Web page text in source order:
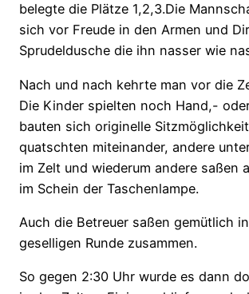
belegte die Plätze 1,2,3.Die
sich vor Freude in den Armen und
Sprudeldusche die ihn nasser wie
Nach und nach kehrte man vor die
Die Kinder spielten noch Hand,-
bauten sich originelle
quatschten miteinander, andere
im Zelt und wiederum andere saßen
im Schein der Taschenlampe.
Auch die Betreuer saßen gemütlich
geselligen Runde zusammen.
So gegen 2:30 Uhr wurde es dann